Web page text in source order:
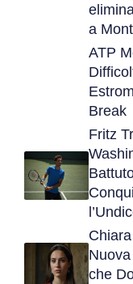
a
ATP
Break
Fritz
che